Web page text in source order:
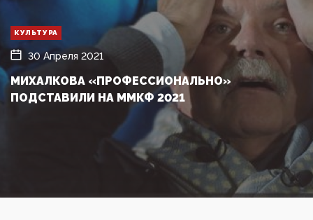
КУЛЬТУРА
30 Апреля 2021
МИХАЛКОВА «ПРОФЕССИОНАЛЬНО»
ПОДСТАВИЛИ НА ММКФ 2021